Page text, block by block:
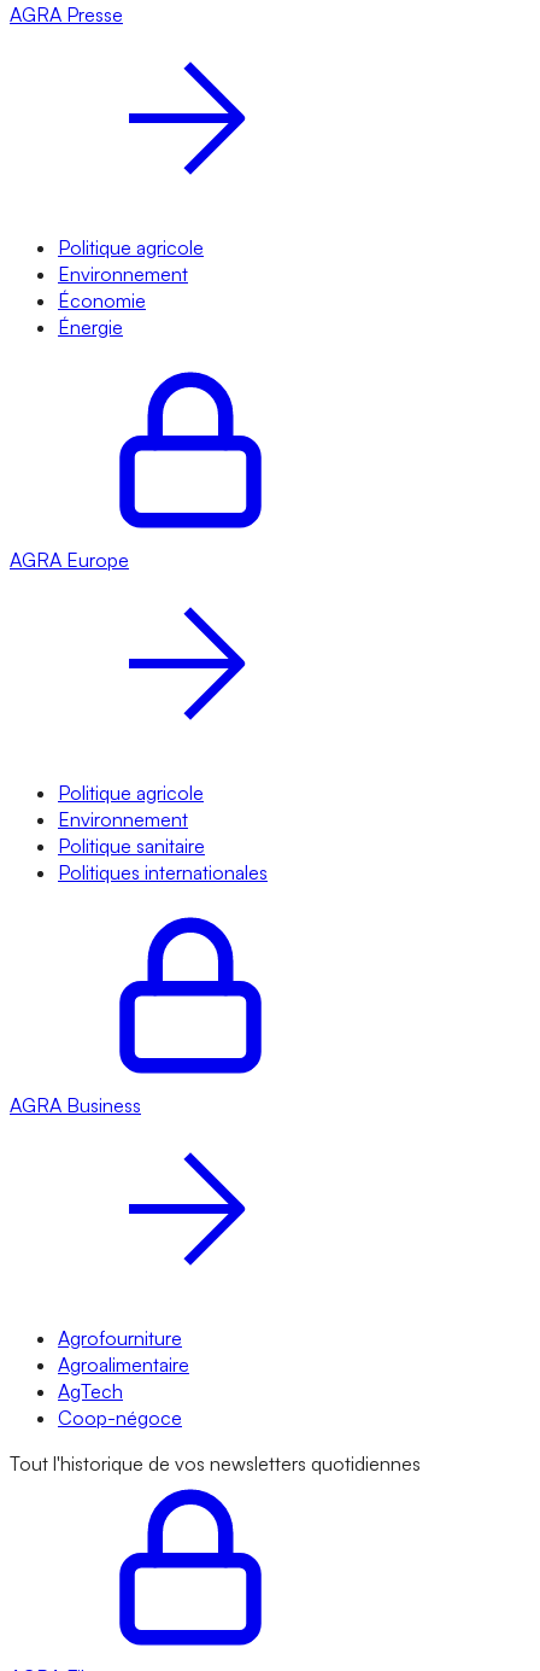
AGRA Presse
Politique agricole
Environnement
Économie
Énergie
AGRA Europe
Politique agricole
Environnement
Politique sanitaire
Politiques internationales
AGRA Business
Agrofourniture
Agroalimentaire
AgTech
Coop-négoce
Tout l'historique de vos newsletters quotidiennes